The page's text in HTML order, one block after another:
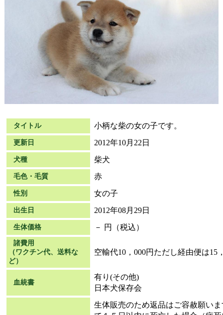
タイトル 小柄な柴の女の子です。
更新日 2012年10月22日
犬種 柴犬
毛色・毛質 赤
性別 女の子
出生日 2012年08月29日
生体価格 － 円（税込）
諸費用
（ワクチン代、送料な
ど）
空輸代10，000円ただし経由便は15
血統書
有り(その他)
日本犬保存会
生体販売のため返品はご容赦願い